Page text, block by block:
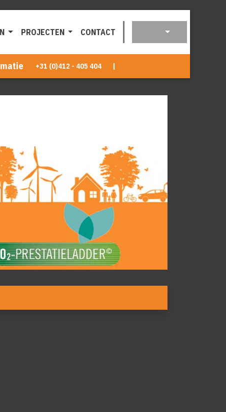
PROJECTEN CONTACT
+31 (0)412 - 405 404 |